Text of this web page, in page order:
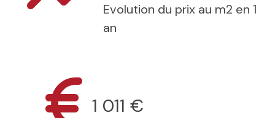
Evolution du prix au m2 en 1
an
1 011 €